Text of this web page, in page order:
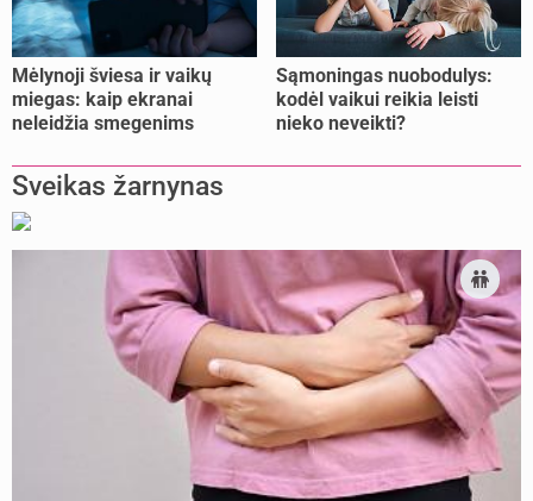
Mėlynoji šviesa ir vaikų
miegas: kaip ekranai
neleidžia smegenims
Sąmoningas nuobodulys:
kodėl vaikui reikia leisti
nieko neveikti?
Sveikas žarnynas